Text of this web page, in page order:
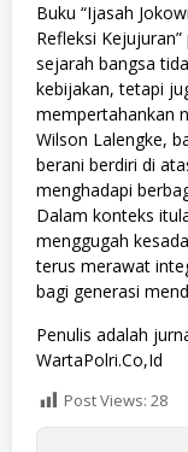
Buku “Ijasah
Refleksi
sejarah bangsa
kebijakan, tetapi
mempertahankan
Wilson Lalengke,
berani berdiri di
menghadapi
Dalam konteks
menggugah
terus merawat
bagi generasi
Penulis adalah
WartaPolri.Co,Id
Post Views: 28